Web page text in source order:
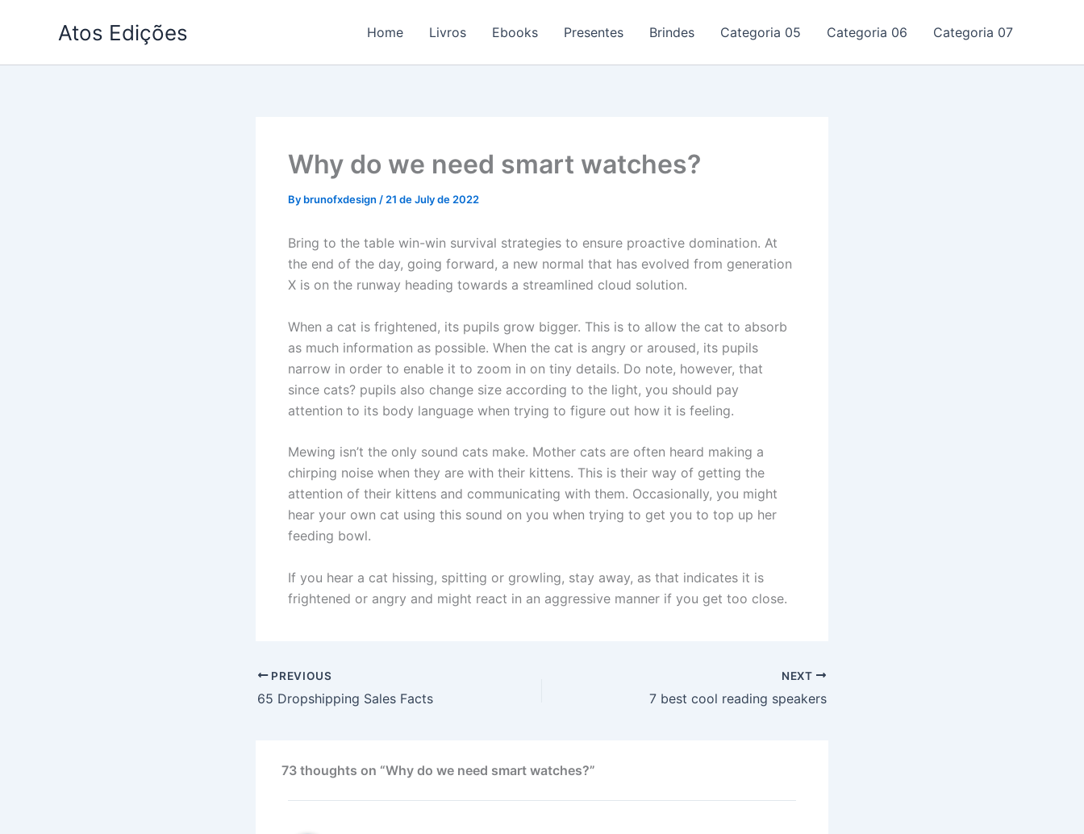
Atos Edições Home Livros Ebooks Presentes Brindes Categoria 05 Categoria 06 Categoria 07
Why do we need smart watches?
By brunofxdesign / 21 de July de 2022
Bring to the table win-win survival strategies to ensure proactive domination. At
the end of the day, going forward, a new normal that has evolved from generation
X is on the runway heading towards a streamlined cloud solution.
When a cat is frightened, its pupils grow bigger. This is to allow the cat to absorb
as much information as possible. When the cat is angry or aroused, its pupils
narrow in order to enable it to zoom in on tiny details. Do note, however, that
since cats? pupils also change size according to the light, you should pay
attention to its body language when trying to figure out how it is feeling.
Mewing isn’t the only sound cats make. Mother cats are often heard making a
chirping noise when they are with their kittens. This is their way of getting the
attention of their kittens and communicating with them. Occasionally, you might
hear your own cat using this sound on you when trying to get you to top up her
feeding bowl.
If you hear a cat hissing, spitting or growling, stay away, as that indicates it is
frightened or angry and might react in an aggressive manner if you get too close.
PREVIOUS
65 Dropshipping Sales Facts
NEXT
7 best cool reading speakers
73 thoughts on “Why do we need smart watches?”